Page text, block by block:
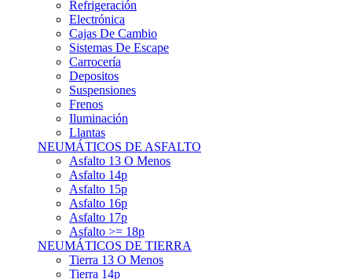
Cajas De Cambio
Sistemas De Escape
Carrocería
Depositos
Suspensiones
Frenos
Iluminación
Llantas
NEUMÁTICOS DE ASFALTO
Asfalto 13 O Menos
Asfalto 14p
Asfalto 15p
Asfalto 16p
Asfalto 17p
Asfalto >= 18p
NEUMÁTICOS DE TIERRA
Tierra 13 O Menos
Tierra 14p
Tierra >= 15p